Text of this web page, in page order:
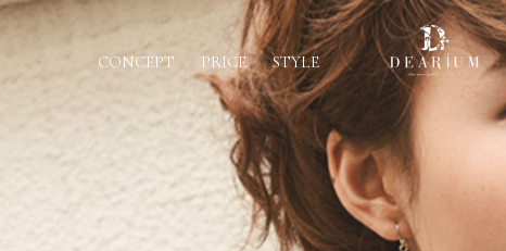
CONCEPT PRICE STYLE